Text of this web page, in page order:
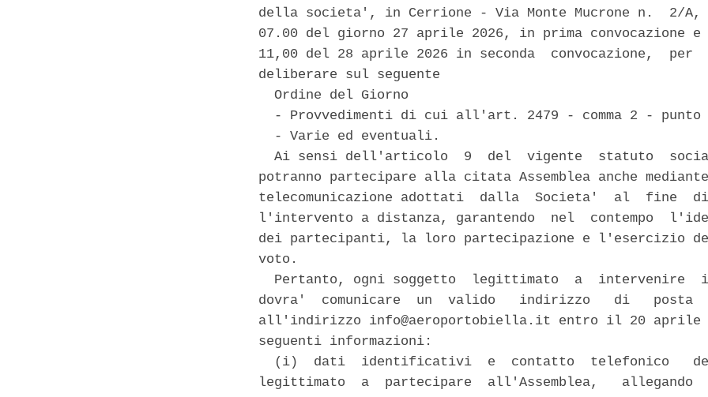
della societa', in Cerrione - Via Monte Mucrone n.  2/
07.00 del giorno 27 aprile 2026, in prima convocazione
11,00 del 28 aprile 2026 in seconda  convocazione,  per
deliberare sul seguente
  Ordine del Giorno
- Provvedimenti di cui all'art. 2479 - comma 2 -
  - Varie ed eventuali.
Ai sensi dell'articolo  9  del  vigente  statuto
potranno partecipare alla citata Assemblea anche
telecomunicazione adottati  dalla  Societa'  al  fine
l'intervento a distanza, garantendo  nel  contempo
dei partecipanti, la loro partecipazione e l'esercizio
voto.
Pertanto, ogni soggetto  legittimato  a  intervenire
dovra'  comunicare  un  valido   indirizzo   di   posta
all'indirizzo info@aeroportobiella.it entro il 20 aprile
seguenti informazioni:
(i)  dati  identificativi  e  contatto  telefonico
legittimato  a  partecipare  all'Assemblea,   allegando